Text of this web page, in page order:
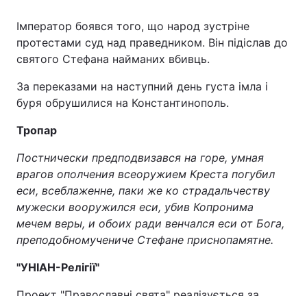
Імператор боявся того, що народ зустріне
протестами суд над праведником. Він підіслав до
святого Стефана найманих вбивць.
За переказами на наступний день густа імла і
буря обрушилися на Константинополь.
Тропар
Постнически предподвизався на горе, умная
врагов ополчения всеоружием Креста погубил
еси, всеблаженне, паки же ко страдальчеству
мужески вооружился еси, убив Копронима
мечем веры, и обоих ради венчался еси от Бога,
преподобномучениче Стефане приснопамятне.
"УНІАН-Релігії"